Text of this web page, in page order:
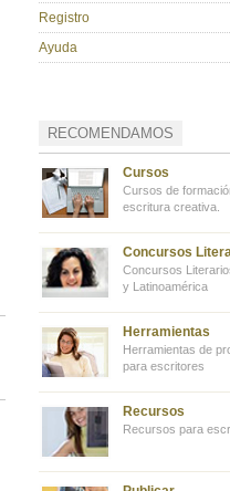
Registro
Ayuda
RECOMENDAMOS
Cursos
Cursos de
escritura creativa.
Concursos
Concursos
y Latinoamérica
Herramientas
Herramientas de
para escritores
Recursos
Recursos para